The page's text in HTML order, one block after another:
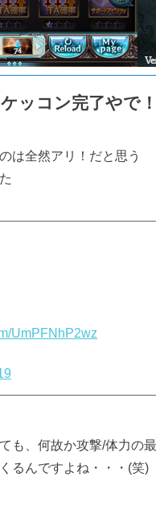
ッコン完了やで！
は全然アリ！だと思う
UmPFNhP2wz
も、何故か攻撃/体力の
るんですよね・・・(笑)